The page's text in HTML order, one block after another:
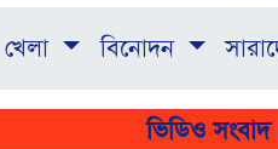
খেলা বিনোদন
ভিডিও সংবাদ